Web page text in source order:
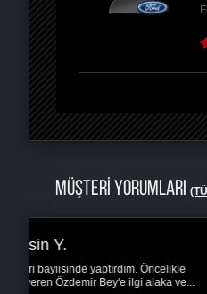
MÜŞTERİ YORUMLARI
Aracın
sarfiyatı